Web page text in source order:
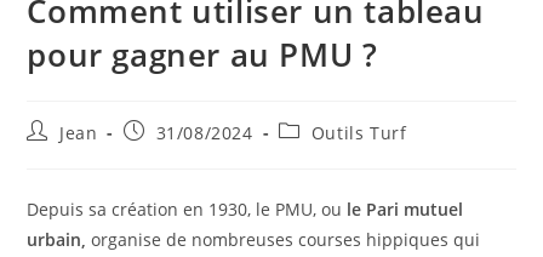
Comment utiliser un tableau
pour gagner au PMU ?
Jean 31/08/2024 Outils Turf
Depuis sa création en 1930, le PMU, ou le Pari mutuel
urbain, organise de nombreuses courses hippiques qui